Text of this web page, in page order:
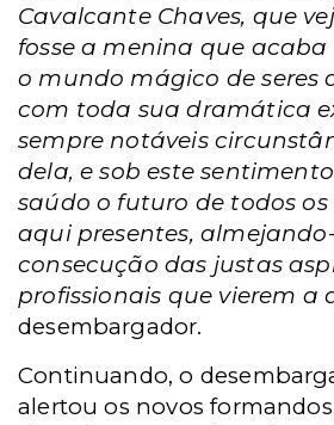
Cavalcante Chaves, que
fosse a menina que
o mundo mágico de seres
com toda sua dramática
sempre notáveis
dela, e sob este
saúdo o futuro de todos
aqui presentes,
consecução das justas
profissionais que vierem a
desembargador.
Continuando, o
alertou os novos